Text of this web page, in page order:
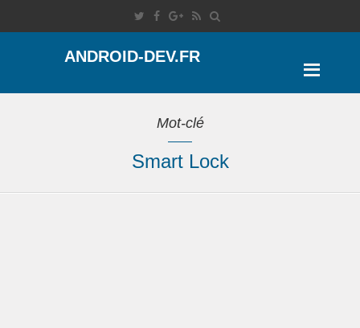
ANDROID-DEV.FR
Mot-clé
Smart Lock